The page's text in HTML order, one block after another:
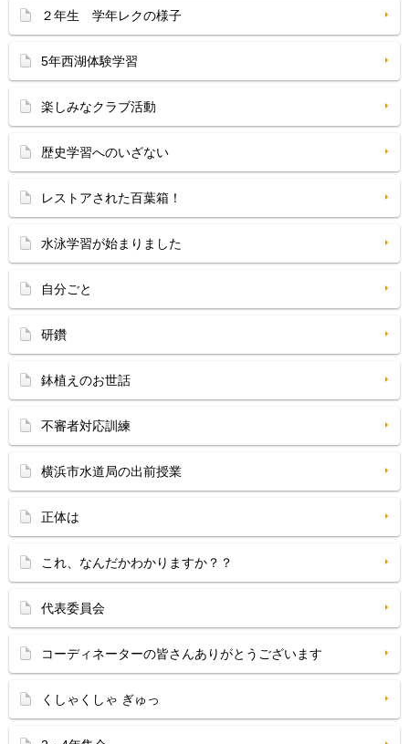
２年生 学年レクの様子
5年西湖体験学習
楽しみなクラブ活動
歴史学習へのいざない
レストアされた百葉箱！
水泳学習が始まりました
自分ごと
研鑽
鉢植えのお世話
不審者対応訓練
横浜市水道局の出前授業
正体は
これ、なんだかわかりますか？？
代表委員会
コーディネーターの皆さんありがとうございます
くしゃくしゃ ぎゅっ